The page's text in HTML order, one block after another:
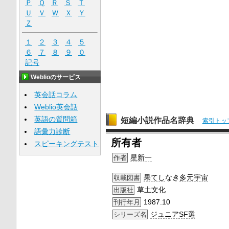
短編小説作品名辞典 索引トッ
所有者
作者 星新一
収載図書 果てしなき 多元宇宙
出版社 草土文化
刊行年月 1987.10
シリーズ名 ジュニアSF選
Ｐ
Ｑ Ｒ Ｓ
Ｔ
Ｕ
Ｖ Ｗ Ｘ
Ｙ
Ｚ
１ ２ ３ ４
５
６
７ ８ ９
０
記号
Weblioのサービス
英会話コラム
Weblio英会話
英語の質問箱
語彙力診断
スピーキングテスト